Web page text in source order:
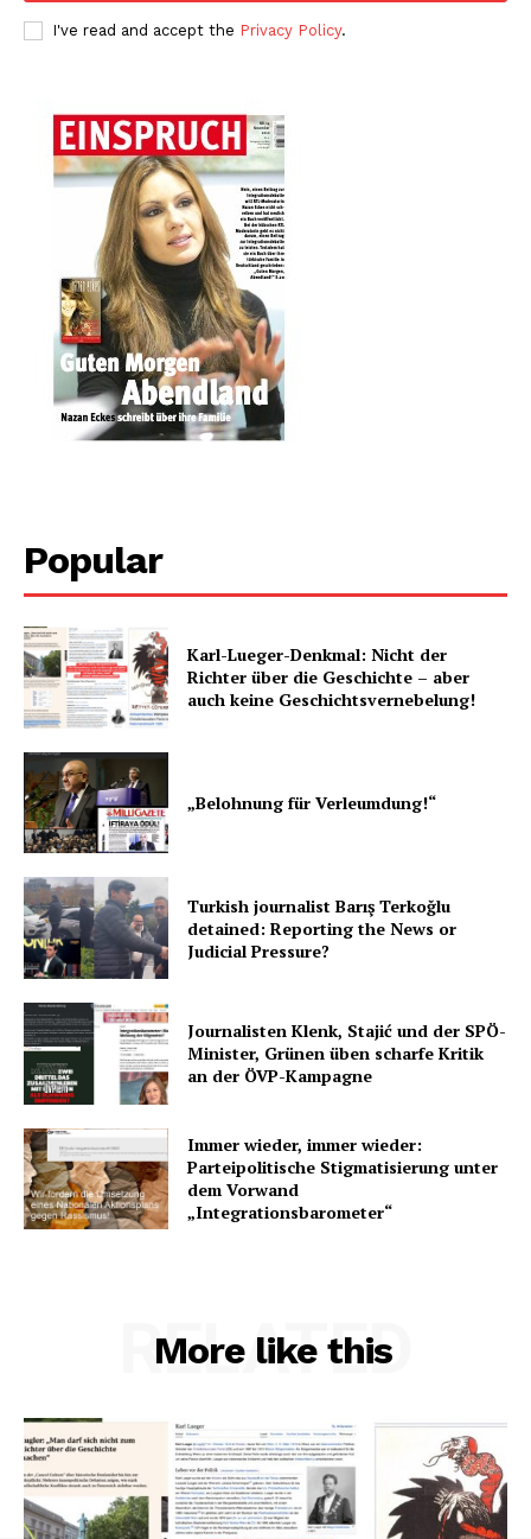
News Week
Magazine PRO
SUBSCRIBE NOW
Company
About
Contact us
Subscription Plans
My account
I've read and accept the Privacy Policy.
Popular
Karl-Lueger-Denkmal: Nicht der
Richter über die Geschichte – aber
auch keine Geschichtsvernebelung!
„Belohnung für Verleumdung!“
Turkish journalist Barış Terkoğlu
detained: Reporting the News or
Judicial Pressure?
Journalisten Klenk, Stajić und der SPÖ-
Minister, Grünen üben scharfe Kritik
an der ÖVP-Kampagne
Immer wieder, immer wieder:
Parteipolitische Stigmatisierung unter
dem Vorwand
„Integrationsbarometer“
More like this
RELATED